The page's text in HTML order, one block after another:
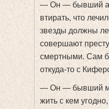
— Он — бывший
втирать, что
звезды должны
совершают
смертными. Сам
откуда-то с
— Он — бывший
жить с кем